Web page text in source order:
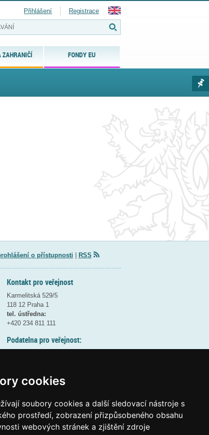
cookies
soubory cookies a další sledovací nástroje s
prostředí, zobrazení přizpůsobeného obsahu
webových stránek a zjištění zdroje
ZAHRANIČÍ FONDY EU
Přihlášení Registrace
o přístupnosti RSS
Kontakt pro veřejnost
Karmelitská 529/5
118 12 Praha 1
tel. ústředna:
+420 234 811 111
Podatelna pro veřejnost:
(více informací
Elektronická podatelna:
posta@msmtgov cz